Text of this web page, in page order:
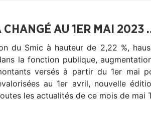
CHANGÉ AU 1ER MAI 2023
du Smic à hauteur de 2,22 %,
la fonction publique,
versés à partir du 1er mai
au 1er avril, nouvelle
les actualités de ce mois de mai